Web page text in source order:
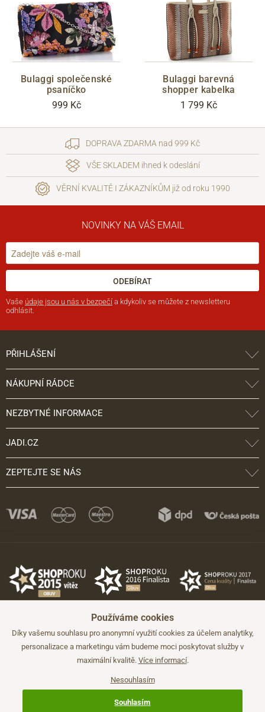
Bulaggi společenské
psaníčko
999 Kč
Bulaggi barevná
shopper kabelka
1 799 Kč
DOPRAVA ZDARMA nad 999 Kč
VŠE SKLADEM ihned k odeslání
VĚRNÍ KVALITĚ I ZÁKAZNÍKŮM již od roku 1990
NOVINKY NA VÁŠ EMAIL
ODEBÍRAT
Vaše údaje jsou u nás v bezpečí a kdykoliv se můžete z newsletteru
odhlásit.
PŘIHLÁŠENÍ
NÁKUPNÍ RÁDCE
NEZBYTNÉ INFORMACE
JADI.CZ
ZEPTEJTE SE NÁS
©2026 JADI.cz. Užití materiálů bez souhlasu není možné.
Používáme cookies
Díky vašemu souhlasu pro anonymní využití cookies za účelem analytiky,
personalizace a marketingu vám budeme moci poskytovat služby v
maximální kvalitě. Více informací.
Nesouhlasím
Souhlasím